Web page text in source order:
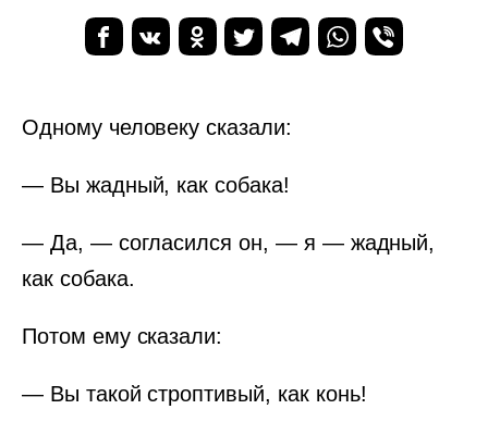
Одному человеку сказали:
— Вы жадный, как собака!
— Да, — согласился он, — я — жадный,
как собака.
Потом ему сказали:
— Вы такой строптивый, как конь!